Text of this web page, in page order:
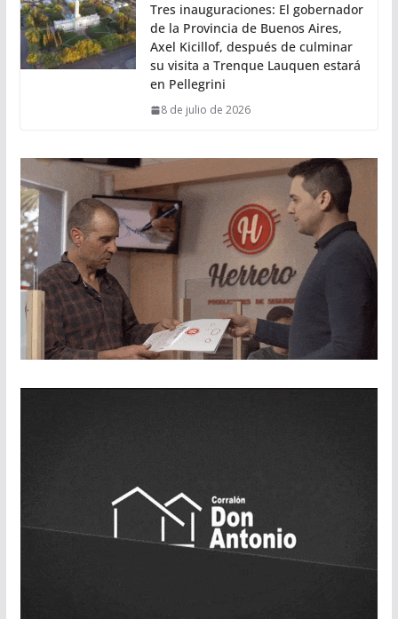
Tres inauguraciones: El gobernador
de la Provincia de Buenos Aires,
Axel Kicillof, después de culminar
su visita a Trenque Lauquen estará
en Pellegrini
8 de julio de 2026